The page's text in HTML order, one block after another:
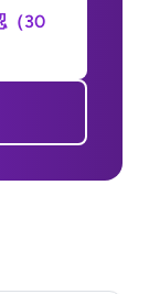
（30